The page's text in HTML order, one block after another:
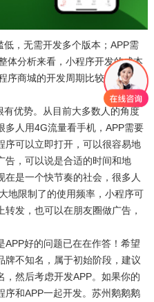
，无需开发多个版本；APP需
体分析来看，小程序开发的成本
序商城的开发周期比较APP短
优势。从目前大多数人的角度
多人用4G流量看手机，APP需要
序可以立即打开，可以很容易地
告，可以说是合适的时间和地
在是一个快节奏的社会，很多人
地限制了的使用频率，小程序可
发，也可以在朋友圈做广告，
APP好的问题已在在作答！希望
牌不知名，属于初始阶段，建议
然后考虑开发APP。如果你的
序和APP一起开发。苏州鹅鹅鹅